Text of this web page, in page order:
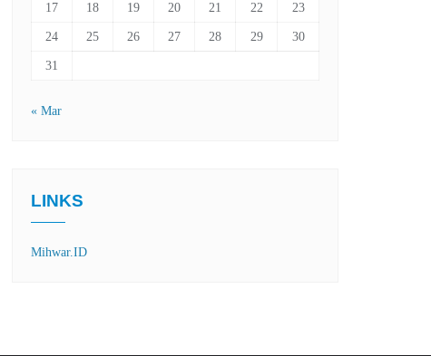
17 18 19 20 21 22 23
24 25 26 27 28 29 30
31
« Mar
LINKS
Mihwar.ID